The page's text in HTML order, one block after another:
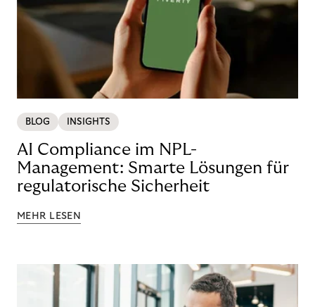
BLOG INSIGHTS
AI Compliance im NPL-
Management: Smarte Lösungen für
regulatorische Sicherheit
MEHR LESEN